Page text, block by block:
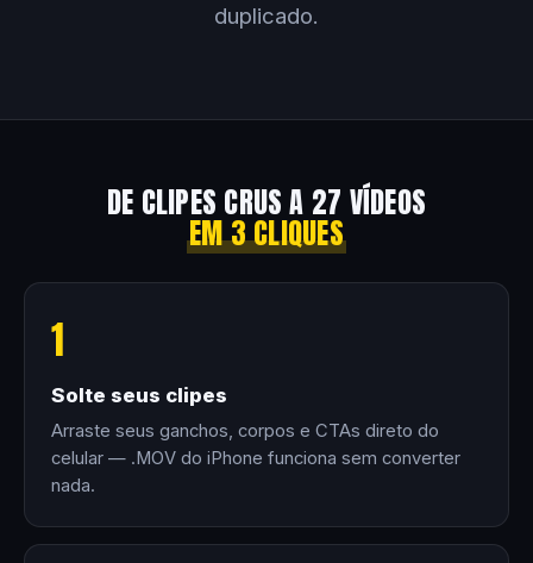
duplicado.
DE CLIPES CRUS A 27 VÍDEOS
EM 3 CLIQUES
1
Solte seus clipes
Arraste seus ganchos, corpos e CTAs direto do
celular — .MOV do iPhone funciona sem converter
nada.